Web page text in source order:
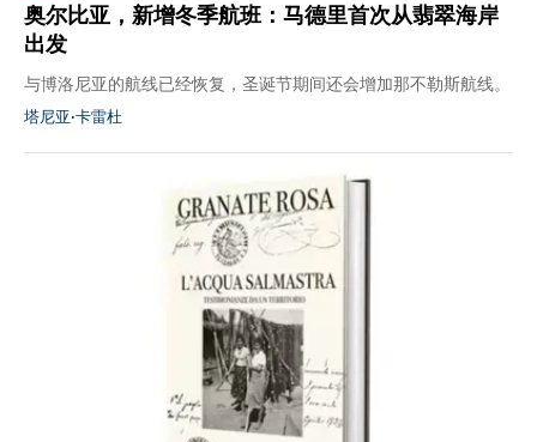
奥尔比亚，新增冬季航班：马德里首次从翡翠海岸
出发
与博洛尼亚的航线已经恢复，圣诞节期间还会增加那不勒斯航线。
塔尼亚·卡雷杜